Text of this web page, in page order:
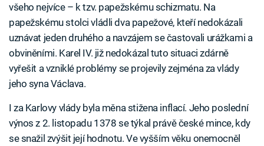
všeho nejvíce – k tzv. papežskému schizmatu. Na
papežskému stolci vládli dva papežové, kteří nedokázali
uznávat jeden druhého a navzájem se častovali urážkami a
obviněními. Karel IV. již nedokázal tuto situaci zdárně
vyřešit a vzniklé problémy se projevily zejména za vlády
jeho syna Václava.
I za Karlovy vlády byla měna stižena inflací. Jeho poslední
výnos z 2. listopadu 1378 se týkal právě české mince, kdy
se snažil zvýšit její hodnotu. Ve vyšším věku onemocněl